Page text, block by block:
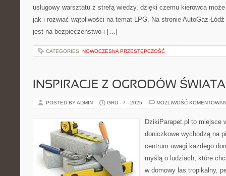
usługowy warsztatu z strefą wiedzy, dzięki czemu kierowca
jak i rozwiać wątpliwości na temat LPG. Na stronie AutoGaz
jest na bezpieczeństwo i […]
CATEGORIES: NOWOCZESNA PRZESTĘPCZOŚĆ
INSPIRACJE Z OGRODÓW ŚWIATA
POSTED BY ADMIN GRU - 7 - 2025 MOŻLIWOŚĆ
DzikiParapet.pl to miejsce
doniczkowe wychodzą na
centrum uwagi każdego
myślą o ludziach, które
w domowy las tropikalny,